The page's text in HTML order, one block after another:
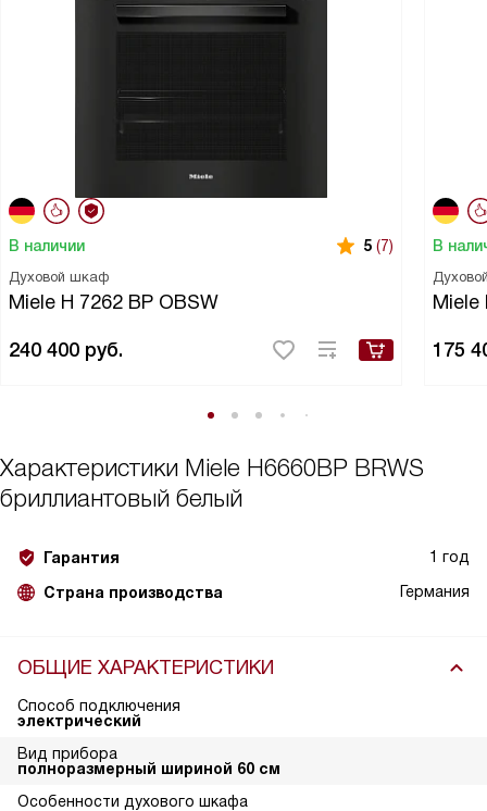
В наличии 5 (7)
Духовой шкаф
Miele H 7262 BP OBSW
240 400 руб.
В
Miele
175
Характеристики Miele H6660BP BRWS
бриллиантовый белый
Гарантия 1 год
Страна производства Германия
ОБЩИЕ ХАРАКТЕРИСТИКИ
Способ подключения
электрический
Вид прибора
полноразмерный шириной 60 см
Особенности духового шкафа